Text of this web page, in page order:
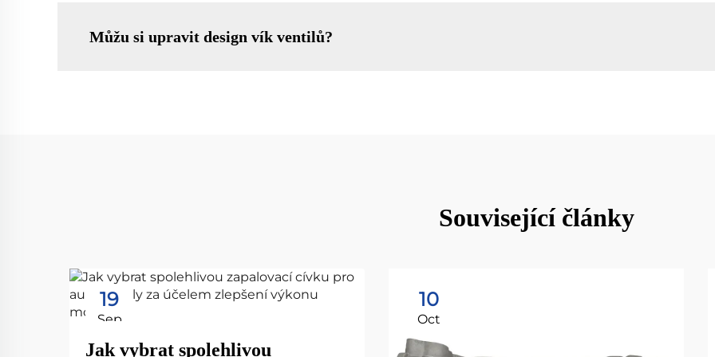
Můžu si upravit design vík ventilů?
Související články
19
Sep
Jak vybrat spolehlivou
10
Oct